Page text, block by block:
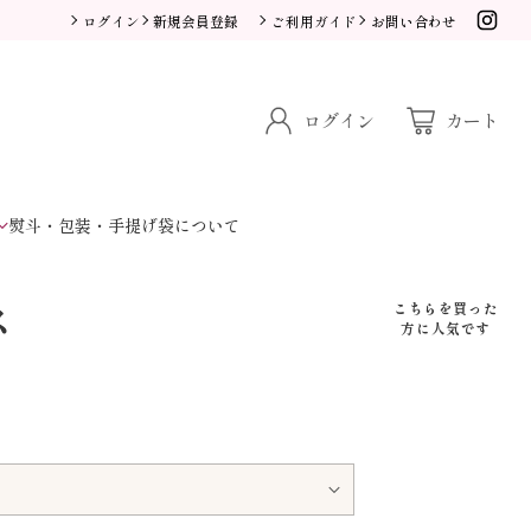
ログイン 新規会員登録 ご利用ガイド お問い合わせ
ログイン カート
熨斗・包装・手提げ袋について
こちらを買った
方に人気です